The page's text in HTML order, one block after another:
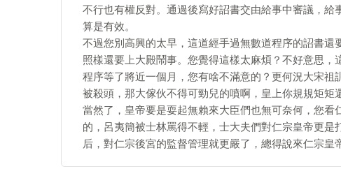
不行也有權反對。通過後寫好詔書交由給事中審議，
算是有效。
不過您別高興的太早，這道經手過無數道程序的詔書還
照樣還要上大殿鬧事。您覺得這樣太麻煩？不好意思
程序等了將近一個月，您有啥不滿意的？更何況大宋
被殺頭，那大傢伙不得可勁兒的噴啊，皇上你規規矩矩
當然了，皇帝要是耍起無賴來大臣們也無可奈何，您
的，呂夷簡被士林罵得不輕，士大夫們對仁宗皇帝更
后，對仁宗後宮的監督管理就更嚴了，總得說來仁宗皇